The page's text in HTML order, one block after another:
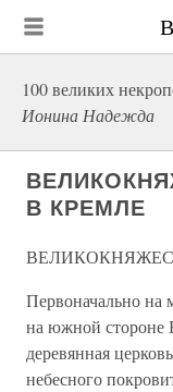
100 великих
Ионина Надежда
В КРЕМЛЕ
Первоначально на
на южной стороне
деревянная
небесного